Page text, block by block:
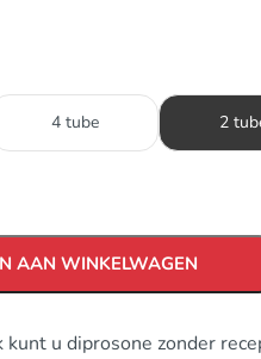
4 tube 2
AAN WINKELWAGEN
kunt u diprosone zonder